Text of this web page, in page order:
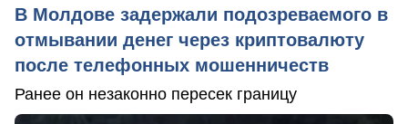
В Молдове задержали подозреваемого в
отмывании денег через криптовалюту
после телефонных мошенничеств
Ранее он незаконно пересек границу